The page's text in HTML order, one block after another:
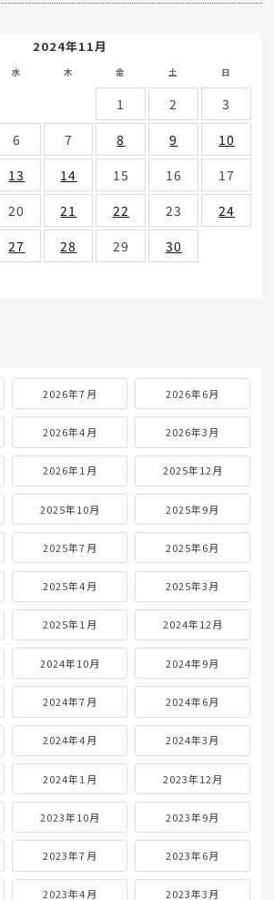
2024年11月
水 木 金 土 日
1 2
3
6 7 8 9
10
13 14 15 16
17
20 21 22 23
24
27 28 29
30
2026年7月 2026年6月
2026年4月 2026年3月
2026年1月 2025年12月
2025年10月 2025年9月
2025年7月 2025年6月
2025年4月 2025年3月
2025年1月 2024年12月
2024年10月 2024年9月
2024年7月 2024年6月
2024年4月 2024年3月
2024年1月 2023年12月
2023年10月 2023年9月
2023年7月 2023年6月
2023年4月 2023年3月